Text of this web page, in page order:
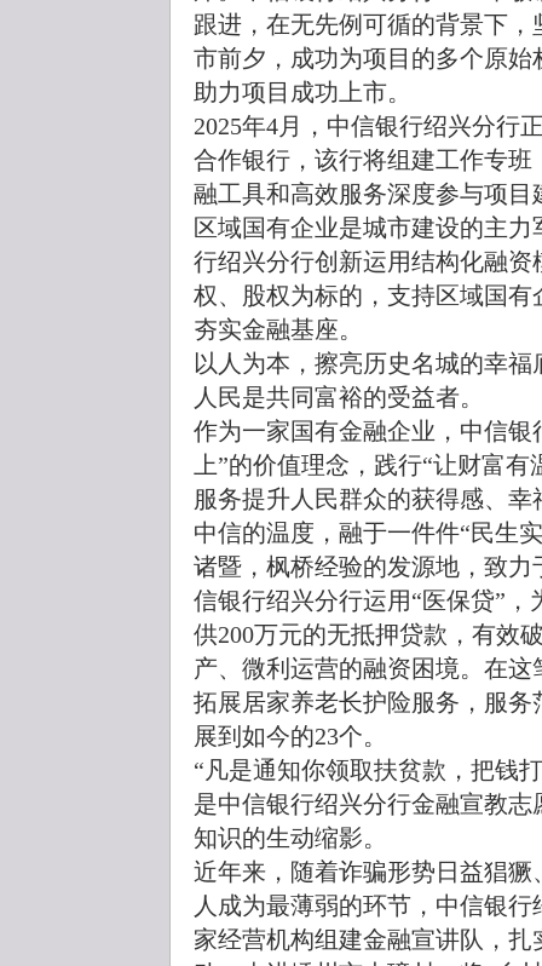
跟进，在无先例可循的背景下
市前夕，成功为项目的多个原
助力项目成功上市。
2025年4月，中信银行绍兴分行
合作银行，该行将组建工作专
融工具和高效服务深度参与项目
区域国有企业是城市建设的主
行绍兴分行创新运用结构化融
权、股权为标的，支持区域国
夯实金融基座。
以人为本，擦亮历史名城的幸福
人民是共同富裕的受益者。
作为一家国有金融企业，中信
上”的价值理念，践行“让财富
服务提升人民群众的获得感、幸
中信的温度，融于一件件“民生
诸暨，枫桥经验的发源地，致
信银行绍兴分行运用“医保贷”
供200万元的无抵押贷款，有效
产、微利运营的融资困境。在
拓展居家养老长护险服务，服
展到如今的23个。
“凡是通知你领取扶贫款，把钱
是中信银行绍兴分行金融宣教
知识的生动缩影。
近年来，随着诈骗形势日益猖
人成为最薄弱的环节，中信银
家经营机构组建金融宣讲队，